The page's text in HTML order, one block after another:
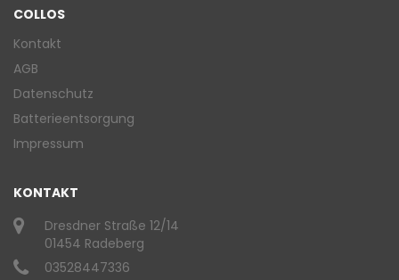
COLLOS
Kontakt
AGB
Datenschutz
Batterieentsorgung
Impressum
KONTAKT
Dresdner Straße 12/14
01454 Radeberg
03528447336